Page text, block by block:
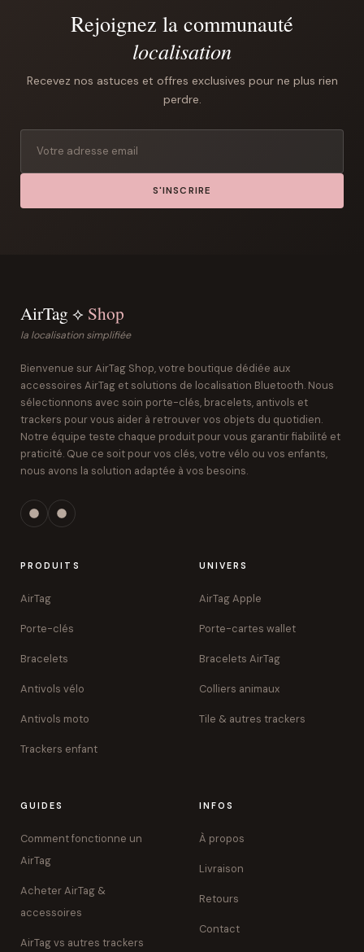
Rejoignez la communauté
localisation
Recevez nos astuces et offres exclusives pour ne plus rien
perdre.
S'INSCRIRE
AirTag ⟡ Shop
la localisation simplifiée
Bienvenue sur AirTag Shop, votre boutique dédiée aux
accessoires AirTag et solutions de localisation Bluetooth. Nous
sélectionnons avec soin porte-clés, bracelets, antivols et
trackers pour vous aider à retrouver vos objets du quotidien.
Notre équipe teste chaque produit pour vous garantir fiabilité et
praticité. Que ce soit pour vos clés, votre vélo ou vos enfants,
nous avons la solution adaptée à vos besoins.
PRODUITS
AirTag
Porte-clés
Bracelets
Antivols vélo
Antivols moto
Trackers enfant
UNIVERS
AirTag Apple
Porte-cartes wallet
Bracelets AirTag
Colliers animaux
Tile & autres trackers
GUIDES
Comment fonctionne un
AirTag
Acheter AirTag &
accessoires
AirTag vs autres trackers
INFOS
À propos
Livraison
Retours
Contact